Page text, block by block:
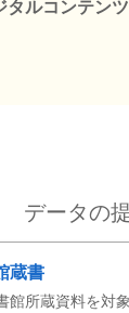
ルコンテン
データの
蔵書
所蔵資料を対